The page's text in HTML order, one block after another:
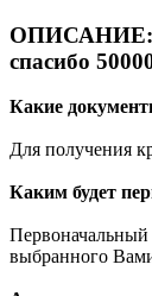
ОПИСАНИЕ:
спасибо
Какие
Для получения
Каким будет
Первоначальный
выбранного